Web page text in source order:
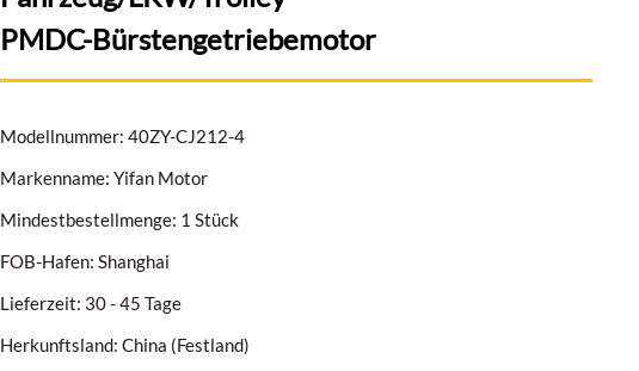
PMDC-Bürstengetriebemotor
Modellnummer: 40ZY-CJ212-4
Markenname: Yifan Motor
Mindestbestellmenge: 1 Stück
FOB-Hafen: Shanghai
Lieferzeit: 30 - 45 Tage
Herkunftsland: China (Festland)